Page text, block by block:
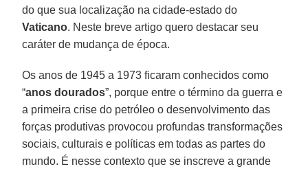
do que sua localização na cidade-estado do
Vaticano. Neste breve artigo quero destacar seu
caráter de mudança de época.
Os anos de 1945 a 1973 ficaram conhecidos como
“anos dourados”, porque entre o término da guerra e
a primeira crise do petróleo o desenvolvimento das
forças produtivas provocou profundas transformações
sociais, culturais e políticas em todas as partes do
mundo. É nesse contexto que se inscreve a grande